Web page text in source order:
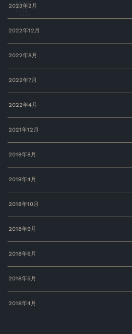
2023年2月
2022年12月
2022年8月
2022年7月
2022年4月
2021年12月
2019年8月
2019年4月
2018年10月
2018年9月
2018年6月
2018年5月
2018年4月